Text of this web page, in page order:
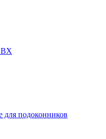
подоконников